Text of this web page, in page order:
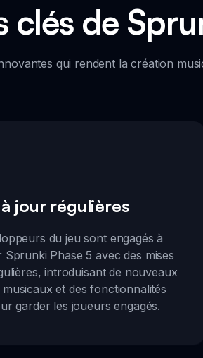
de
qui rendent la création
jour régulières
du jeu sont engagés à
Sprunki Phase 5 avec des mises
introduisant de nouveaux
et des fonctionnalités
garder les joueurs engagés.